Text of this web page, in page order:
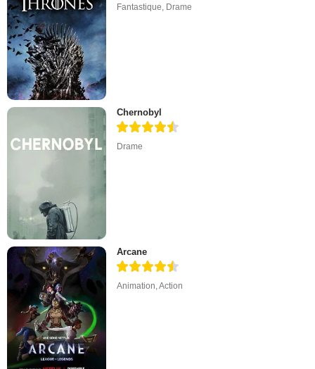
Fantastique Drame
Chernobyl
Drame
Arcane
Animation,Action